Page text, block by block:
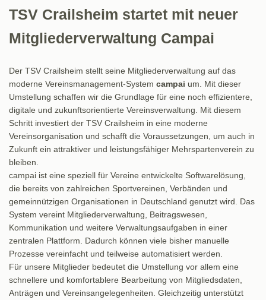
TSV Crailsheim startet mit neuer
Mitgliederverwaltung Campai
Der TSV Crailsheim stellt seine Mitgliederverwaltung auf das
moderne Vereinsmanagement-System campai um. Mit dieser
Umstellung schaffen wir die Grundlage für eine noch effizientere,
digitale und zukunftsorientierte Vereinsverwaltung. Mit diesem
Schritt investiert der TSV Crailsheim in eine moderne
Vereinsorganisation und schafft die Voraussetzungen, um auch in
Zukunft ein attraktiver und leistungsfähiger Mehrspartenverein zu
bleiben.
campai ist eine speziell für Vereine entwickelte Softwarelösung,
die bereits von zahlreichen Sportvereinen, Verbänden und
gemeinnützigen Organisationen in Deutschland genutzt wird. Das
System vereint Mitgliederverwaltung, Beitragswesen,
Kommunikation und weitere Verwaltungsaufgaben in einer
zentralen Plattform. Dadurch können viele bisher manuelle
Prozesse vereinfacht und teilweise automatisiert werden.
Für unsere Mitglieder bedeutet die Umstellung vor allem eine
schnellere und komfortablere Bearbeitung von Mitgliedsdaten,
Anträgen und Vereinsangelegenheiten. Gleichzeitig unterstützt